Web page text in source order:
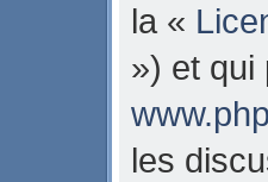
la «
») et
les